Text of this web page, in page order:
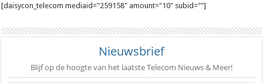
[daisycon_telecom mediaid="259158" amount="10" subid=""]
Nieuwsbrief
Blijf op de hoogte van het laatste Telecom Nieuws & Meer!